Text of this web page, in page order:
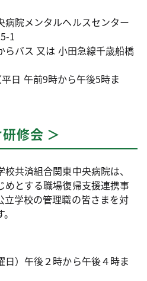
病院メンタルヘルスセンター
1
らバス 又は 小田急線千歳船橋
日 午前9時から午後5時ま
修会 ＞
共済組合関東中央病院は、
めとする職場復帰支援連携事
立学校の管理職の皆さまを対
）午後２時から午後４時ま